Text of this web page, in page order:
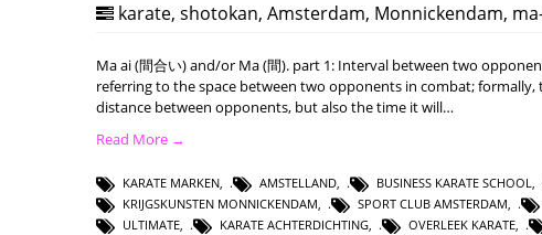
karate, shotokan, Amsterdam, Monnickendam,
Ma ai (間合い) and/or Ma (間). part 1: Interval between two
referring to the space between two opponents in combat;
distance between opponents, but also the time it will…
Read More →
KARATE MARKEN, AMSTELLAND, BUSINESS KARATE SCHOOL,
KRIJGSKUNSTEN MONNICKENDAM, SPORT CLUB AMSTERDAM,
ULTIMATE, KARATE ACHTERDICHTING, OVERLEEK KARATE,